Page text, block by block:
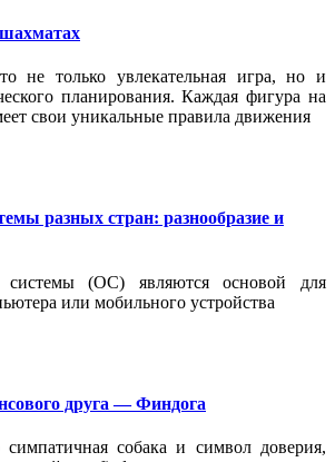
не только увлекательная игра, но и
планирования. Каждая фигура на
свои уникальные правила движения
разных стран: разнообразие и
системы (ОС) являются основой для
или мобильного устройства
друга — Финдога
собака и символ доверия,